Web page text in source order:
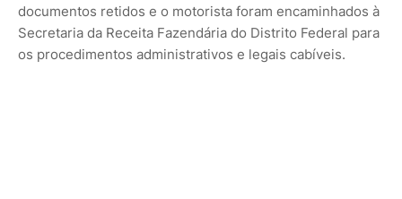
documentos retidos e o motorista foram encaminhados à
Secretaria da Receita Fazendária do Distrito Federal para
os procedimentos administrativos e legais cabíveis.